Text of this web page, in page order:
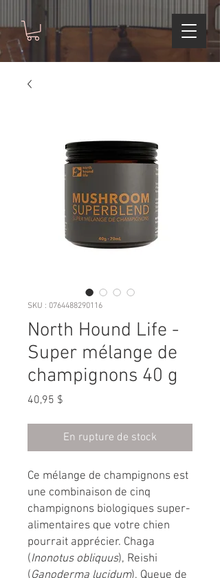
SKU : 0764488290116
North Hound Life -
Super mélange de
champignons 40 g
40,95 $
En rupture de stock
Ce mélange de champignons est
une combinaison de cinq
champignons biologiques super-
alimentaires que votre chien
pourrait apprécier. Chaga
(Inonotus obliquus), Reishi
(Ganoderma lucidum), Queue de